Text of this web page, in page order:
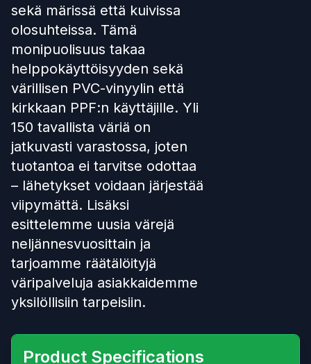
sekä märissä että kuivissa
olosuhteissa. Tämä
monipuolisuus takaa
helppokäyttöisyyden sekä
värillisen PVC-vinyylin että
kirkkaan PPF:n käyttäjille. Yli
150 tavallista väriä on
jatkuvasti varastossa, joten
tuotantoa ei tarvitse odottaa
– lähetykset voidaan järjestää
viipymättä. Lisäksi
esittelemme uusia värejä
neljännesvuosittain ja
tarjoamme räätälöityjä
väripalveluja asiakkaidemme
yksilöllisiin tarpeisiin.
Product Specifications